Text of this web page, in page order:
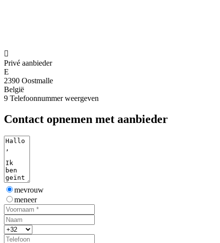

Privé aanbieder
E
2390 Oostmalle
België
9 Telefoonnummer weergeven
Contact opnemen met aanbieder
mevrouw
meneer